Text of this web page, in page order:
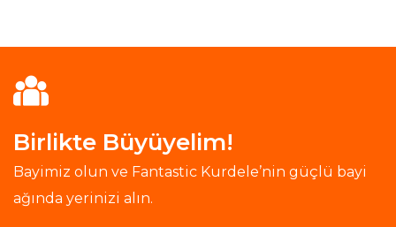
Birlikte Büyüyelim!
Bayimiz olun ve Fantastic Kurdele’nin güçlü bayi
ağında yerinizi alın.